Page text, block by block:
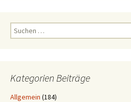
Suchen
nach:
Kategorien Beiträge
Allgemein (184)